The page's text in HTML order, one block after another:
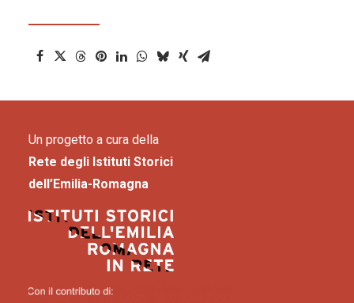
Un progetto a cura della
Rete degli Istituti Storici
dell’Emilia-Romagna